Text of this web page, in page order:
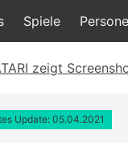
Spiele
zeigt
Update: 05.04.2021